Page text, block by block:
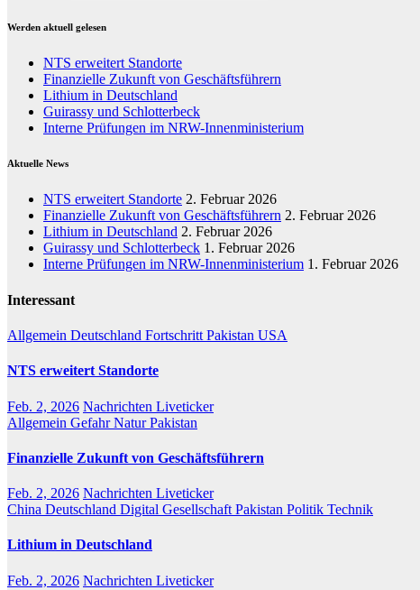
Werden aktuell gelesen
NTS erweitert Standorte
Finanzielle Zukunft von Geschäftsführern
Lithium in Deutschland
Guirassy und Schlotterbeck
Interne Prüfungen im NRW-Innenministerium
Aktuelle News
NTS erweitert Standorte 2. Februar 2026
Finanzielle Zukunft von Geschäftsführern 2. Februar 2026
Lithium in Deutschland 2. Februar 2026
Guirassy und Schlotterbeck 1. Februar 2026
Interne Prüfungen im NRW-Innenministerium 1. Februar 2026
Interessant
Allgemein Deutschland Fortschritt Pakistan USA
NTS erweitert Standorte
Feb. 2, 2026 Nachrichten Liveticker
Allgemein GefahrNaturPakistan
Finanzielle Zukunft von Geschäftsführern
Feb. 2, 2026 Nachrichten Liveticker
China Deutschland Digital Gesellschaft Pakistan Politik Technik
Lithium in Deutschland
Feb. 2, 2026 Nachrichten Liveticker